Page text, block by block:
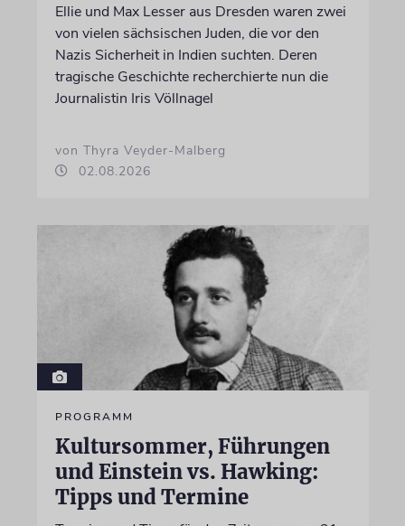
Ellie und Max Lesser aus Dresden waren zwei
von vielen sächsischen Juden, die vor den
Nazis Sicherheit in Indien suchten. Deren
tragische Geschichte recherchierte nun die
Journalistin Iris Völlnagel
von Thyra Veyder-Malberg
02.08.2026
PROGRAMM
Kultursommer, Führungen
und Einstein vs. Hawking:
Tipps und Termine